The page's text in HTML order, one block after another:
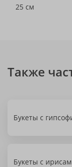
25 см
Также
Букеты с
Букеты с